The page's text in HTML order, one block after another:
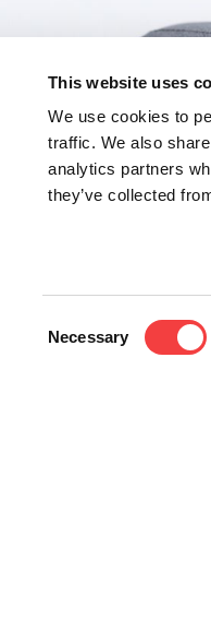
This website uses
We use cookies to
traffic. We also
analytics partners
they’ve collected
Necessary